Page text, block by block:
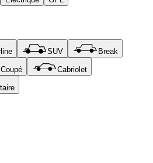
SUV Break
Coupé Cabriolet